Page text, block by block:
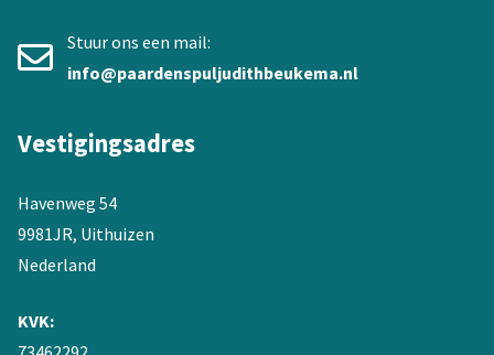
Stuur ons een mail:
info@paardenspuljudithbeukema.nl
Vestigingsadres
Havenweg 54
9981JR, Uithuizen
Nederland
KVK: